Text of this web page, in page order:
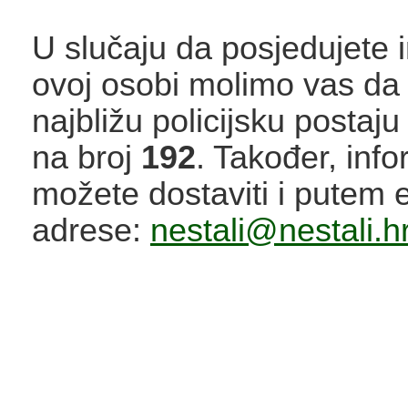
U slučaju da posjedujete
ovoj osobi molimo vas
najbližu policijsku
na broj 192. Također,
možete dostaviti i putem
adrese: